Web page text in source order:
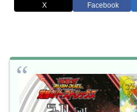
X Facebook